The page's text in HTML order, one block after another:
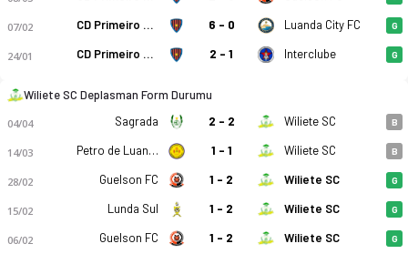
CD Primeiro de Agosto - Wiliete SC 1-1 bitti. Gol anları,
07/02 CD Primeiro de Agosto 6 - 0 Luanda City FC G
24/01 CD Primeiro de Agosto 2 - 1 Interclube G
Wiliete SC Deplasman Form Durumu
04/04 Sagrada 2 - 2 Wiliete SC B
14/03 Petro de Luanda 1 - 1 Wiliete SC B
28/02 Guelson FC 1 - 2 Wiliete SC G
15/02 Lunda Sul 1 - 2 Wiliete SC G
06/02 Guelson FC 1 - 2 Wiliete SC G